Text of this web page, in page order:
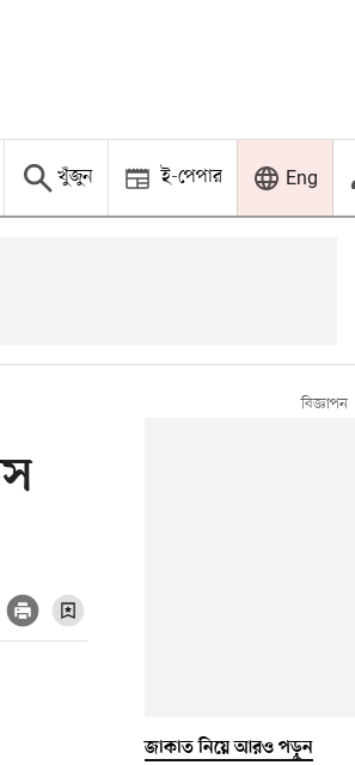
খুঁজুন ই-পেপার Eng
জাকাত নিয়ে আরও পড়ুন